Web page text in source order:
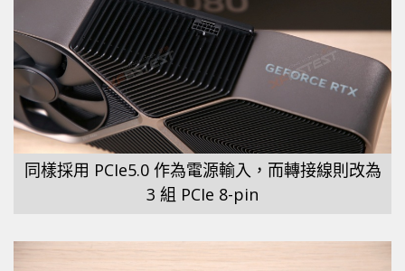
同樣採用 PCIe5.0 作為電源輸入，而轉接線則改為
3 組 PCIe 8-pin